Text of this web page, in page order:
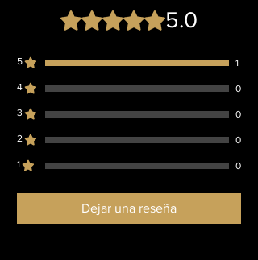
Obtuvo 5 de 5 estrellas.
5.0
5 1
4 0
3 0
2 0
1 0
Dejar una reseña